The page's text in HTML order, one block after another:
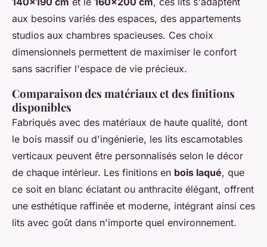
aux besoins variés des espaces, des appartements
studios aux chambres spacieuses. Ces choix
dimensionnels permettent de maximiser le confort
sans sacrifier l'espace de vie précieux.
Comparaison des matériaux et des finitions
disponibles
Fabriqués avec des matériaux de haute qualité, dont
le bois massif ou d'ingénierie, les lits escamotables
verticaux peuvent être personnalisés selon le décor
de chaque intérieur. Les finitions en bois laqué, que
ce soit en blanc éclatant ou anthracite élégant, offrent
une esthétique raffinée et moderne, intégrant ainsi ces
lits avec goût dans n'importe quel environnement.